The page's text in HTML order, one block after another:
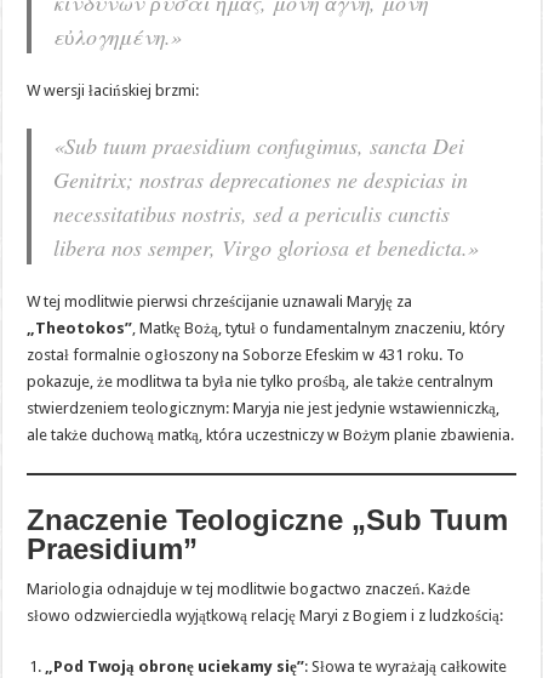
εὐλογημένη.»
W wersji łacińskiej brzmi:
«Sub tuum praesidium confugimus, sancta Dei
Genitrix; nostras deprecationes ne despicias in
necessitatibus nostris, sed a periculis cunctis
libera nos semper, Virgo gloriosa et benedicta.»
W tej modlitwie pierwsi chrześcijanie uznawali Maryję za
„Theotokos”, Matkę Bożą, tytuł o fundamentalnym znaczeniu, który
został formalnie ogłoszony na Soborze Efeskim w 431 roku. To
pokazuje, że modlitwa ta była nie tylko prośbą, ale także centralnym
stwierdzeniem teologicznym: Maryja nie jest jedynie wstawienniczką,
ale także duchową matką, która uczestniczy w Bożym planie zbawienia.
Znaczenie Teologiczne „Sub Tuum
Praesidium”
Mariologia odnajduje w tej modlitwie bogactwo znaczeń. Każde
słowo odzwierciedla wyjątkową relację Maryi z Bogiem i z ludzkością:
„Pod Twoją obronę uciekamy się”: Słowa te wyrażają całkowite